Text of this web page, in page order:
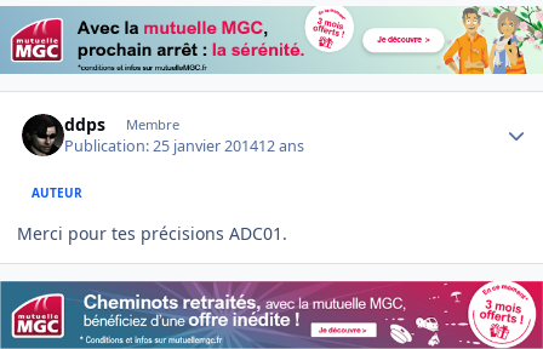
ddps Membre
Publication:25 janvier 201412 ans
AUTEUR
Merci pour tes précisions ADC01.